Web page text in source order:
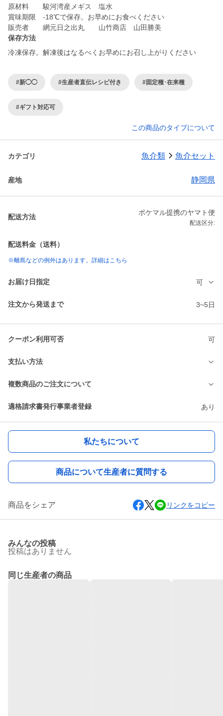
原材料 駿河湾産メギス 塩水
賞味期限 -18℃で保存。お早めにお食べください
販売者 網元日之出丸 山竹商店 山田勝美
保存方法
冷凍保存。解凍後はなるべくお早めにお召し上がりください
#新◯◯ #生産者直伝レシピ付き #固定種･在来種
#ギフト対応可
この商品のタイプについて
カテゴリ 魚介類 魚介セット
産地 静岡県
配送方法
ポケマル提携のヤマト便
配送区分:
配送料金（送料）
※離島などの例外はあります。詳細はこちら
お届け日指定 可
注文から発送まで 3~5日
クーポン利用可否 可
支払い方法
複数商品のご注文について
適格請求書発行事業者登録 あり
私たちについて
商品について生産者に質問する
商品をシェア リンクをコピー
みんなの投稿
投稿はありません
同じ生産者の商品